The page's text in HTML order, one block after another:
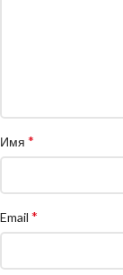
Имя *
Email *